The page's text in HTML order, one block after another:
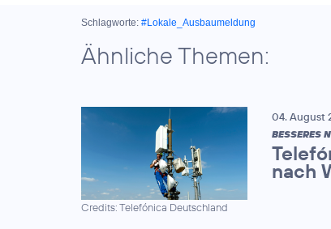
Schlagworte: #Lokale_Ausbaumeldung
Ähnliche Themen:
Credits: Telefónica Deutschland
04. August
BESSERES
nach